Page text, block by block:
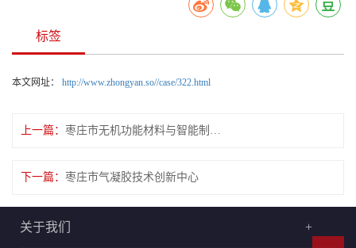
标签
本文网址： http://www.zhongyan.so//case/322.html
上一篇：
下一篇： 枣庄市气凝胶技术创新中心
关于我们 +